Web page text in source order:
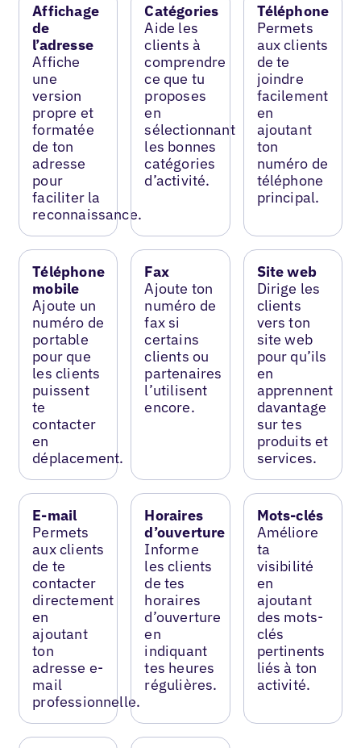
Affichage
de
l’adresse
Affiche
une
version
propre et
formatée
de ton
adresse
pour
faciliter la
reconnaissance.
Catégories
Aide les
clients à
comprendre
ce que tu
proposes
en
sélectionnant
les bonnes
catégories
d’activité.
Téléphone
Permets
aux clients
de te
joindre
facilement
en
ajoutant
ton
numéro de
téléphone
principal.
Téléphone
mobile
Ajoute un
numéro de
portable
pour que
les clients
puissent
te
contacter
en
déplacement.
Fax
Ajoute ton
numéro de
fax si
certains
clients ou
partenaires
l’utilisent
encore.
Site web
Dirige les
clients
vers ton
site web
pour qu’ils
en
apprennent
davantage
sur tes
produits et
services.
E-mail
Permets
aux clients
de te
contacter
directement
en
ajoutant
ton
adresse e-
mail
professionnelle.
Horaires
d’ouverture
Informe
les clients
de tes
horaires
d’ouverture
en
indiquant
tes heures
régulières.
Mots-clés
Améliore
ta
visibilité
en
ajoutant
des mots-
clés
pertinents
liés à ton
activité.